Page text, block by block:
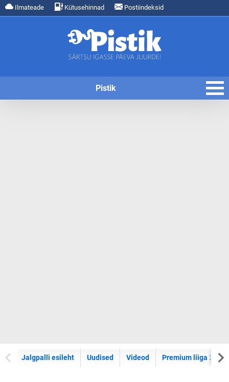
Ilmateade Kütusehinnad Postiindeksid
Pistik
Jalgpalli esileht Uudised Videod Premium liiga 2026